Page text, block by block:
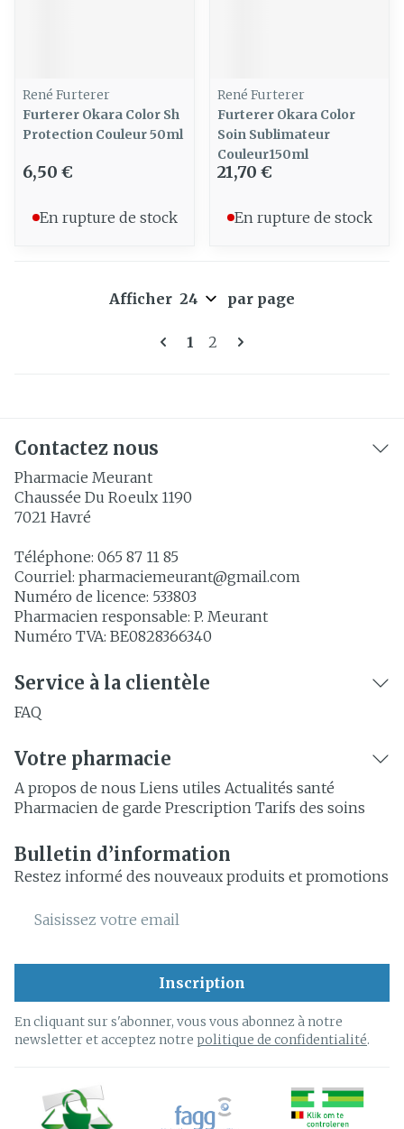
René Furterer
Furterer Okara Color Sh
Protection Couleur 50ml
6,50 €
En rupture de stock
René Furterer
Furterer Okara Color
Soin Sublimateur
Couleur150ml
21,70 €
En rupture de stock
Pages
Vous lisez actuellement la
1 Page
2
Afficher par page
Contactez nous
Pharmacie Meurant
Chaussée Du Roeulx 1190
7021 Havré
Téléphone: 065 87 11 85
Courriel: pharmaciemeurant@gmail.com
Numéro de licence: 533803
Pharmacien responsable: P. Meurant
Numéro TVA: BE0828366340
Service à la clientèle
FAQ
Votre pharmacie
A propos de nous Liens utiles Actualités santé
Pharmacien de garde Prescription Tarifs des soins
Bulletin d’information
Restez informé des nouveaux produits et promotions
Adresse mail
Inscription
En cliquant sur s'abonner, vous vous abonnez à notre
newsletter et acceptez notre politique de confidentialité.